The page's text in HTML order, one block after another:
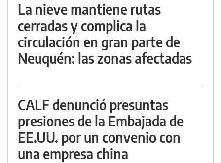
La nieve mantiene rutas
cerradas y complica la
circulación en gran parte de
Neuquén: las zonas afectadas
CALF denunció presuntas
presiones de la Embajada de
EE.UU. por un convenio con
una empresa china